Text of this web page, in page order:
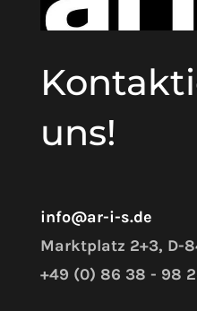
uns!
info@ar-i-s.de
Marktplatz 2+3, D-
+49 (0) 86 38 - 98